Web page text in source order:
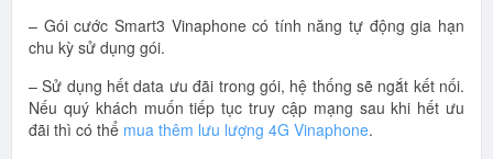
– Gói cước Smart3 Vinaphone có tính năng tự động gia hạn
chu kỳ sử dụng gói.
– Sử dụng hết data ưu đãi trong gói, hệ thống sẽ ngắt kết nối.
Nếu quý khách muốn tiếp tục truy cập mạng sau khi hết ưu
đãi thì có thể mua thêm lưu lượng 4G Vinaphone.